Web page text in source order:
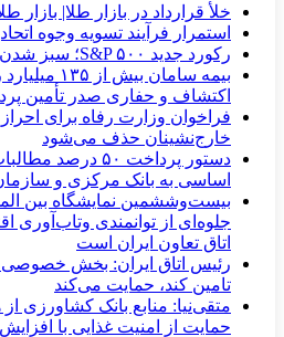
خلأ قرارداد در بازار طلا| بازار
استمرار فرآیند تسویه وجوه
رکورد جدید S&P ۵۰۰؛ سبز شدن بورس آمریکا از کجا می‌آید؟
بیمه سامان
اکتشاف و حفاری صدر تأمین
فراخوان وزارت رفاه برای
خارج‌نشینان حذف می‌شود
دستور پرداخت ۵۰
اساسی به بانک مرکزی و
بیست‌وششمین نمایشگاه بین
جلوه‌ای از توانمندی وتاب‌آوری
اتاق تعاون ایران است
رئیس اتاق ایران: بخش خصوصی
تامین کند، حمایت می‌کند
متقی‌نیا: منابع بانک کشاورزی
حمایت از امنیت غذایی با